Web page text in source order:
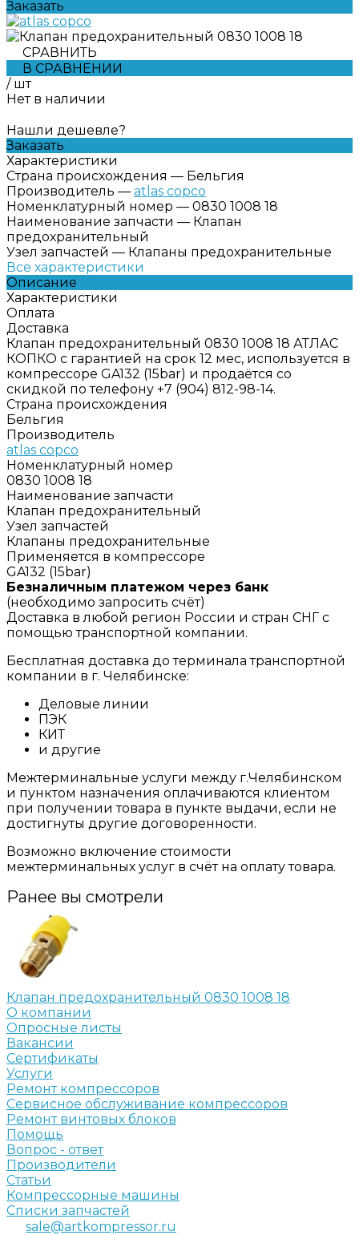
Заказать
СРАВНИТЬ
В СРАВНЕНИИ
/ шт
Нет в наличии
Нашли дешевле?
Заказать
Характеристики
Страна происхождения — Бельгия
Производитель — atlas copco
Номенклатурный номер — 0830 1008 18
Наименование запчасти — Клапан
предохранительный
Узел запчастей — Клапаны предохранительные
Все характеристики
Описание
Характеристики
Оплата
Доставка
Клапан предохранительный 0830 1008 18 АТЛАС
КОПКО с гарантией на срок 12 мес, используется в
компрессоре GA132 (15bar) и продаётся со
скидкой по телефону +7 (904) 812-98-14.
Страна происхождения
Бельгия
Производитель
atlas copco
Номенклатурный номер
0830 1008 18
Наименование запчасти
Клапан предохранительный
Узел запчастей
Клапаны предохранительные
Применяется в компрессоре
GA132 (15bar)
Безналичным платежом через банк
(необходимо запросить счёт)
Доставка в любой регион России и стран СНГ с
помощью транспортной компании.
Бесплатная доставка до терминала транспортной
компании в г. Челябинске:
Деловые линии
ПЭК
КИТ
и другие
Межтерминальные услуги между г.Челябинском
и пунктом назначения оплачиваются клиентом
при получении товара в пункте выдачи, если не
достигнуты другие договоренности.
Возможно включение стоимости
межтерминальных услуг в счёт на оплату товара.
Ранее вы смотрели
Клапан предохранительный 0830 1008 18
О компании
Опросные листы
Вакансии
Сертификаты
Услуги
Ремонт компрессоров
Сервисное обслуживание компрессоров
Ремонт винтовых блоков
Помощь
Вопрос - ответ
Производители
Статьи
Компрессорные машины
Списки запчастей
sale@artkompressor.ru